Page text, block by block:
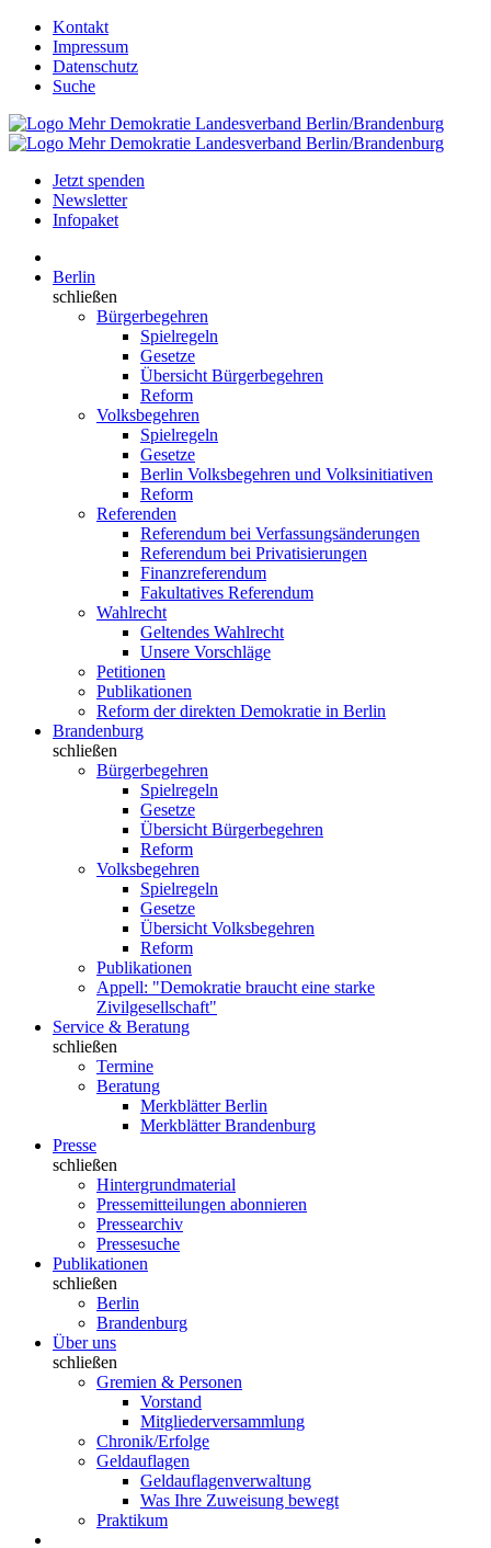
Kontakt
Impressum
Datenschutz
Suche
Jetzt spenden
Newsletter
Infopaket
Berlin
schließen
Bürgerbegehren
Spielregeln
Gesetze
Übersicht Bürgerbegehren
Reform
Volksbegehren
Spielregeln
Gesetze
Berlin Volksbegehren und Volksinitiativen
Reform
Referenden
Referendum bei Verfassungsänderungen
Referendum bei Privatisierungen
Finanzreferendum
Fakultatives Referendum
Wahlrecht
Geltendes Wahlrecht
Unsere Vorschläge
Petitionen
Publikationen
Reform der direkten Demokratie in Berlin
Brandenburg
schließen
Bürgerbegehren
Spielregeln
Gesetze
Übersicht Bürgerbegehren
Reform
Volksbegehren
Spielregeln
Gesetze
Übersicht Volksbegehren
Reform
Publikationen
Appell: "Demokratie braucht eine starke
Zivilgesellschaft"
Service & Beratung
schließen
Termine
Beratung
Merkblätter Berlin
Merkblätter Brandenburg
Presse
schließen
Hintergrundmaterial
Pressemitteilungen abonnieren
Pressearchiv
Pressesuche
Publikationen
schließen
Berlin
Brandenburg
Über uns
schließen
Gremien & Personen
Vorstand
Mitgliederversammlung
Chronik/Erfolge
Geldauflagen
Geldauflagenverwaltung
Was Ihre Zuweisung bewegt
Praktikum